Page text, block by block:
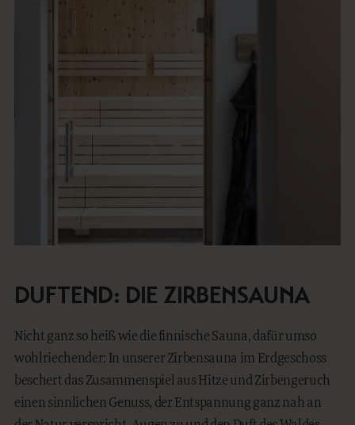
DUFTEND: DIE ZIRBENSAUNA
Nicht ganz so heiß wie die finnische Sauna, dafür umso
wohlriechender: In unserer Zirbensauna im Erdgeschoss
beschert das Zusammenspiel aus Hitze und Zirbengeruch
einen sinnlichen Genuss, der Entspannung ganz nah an